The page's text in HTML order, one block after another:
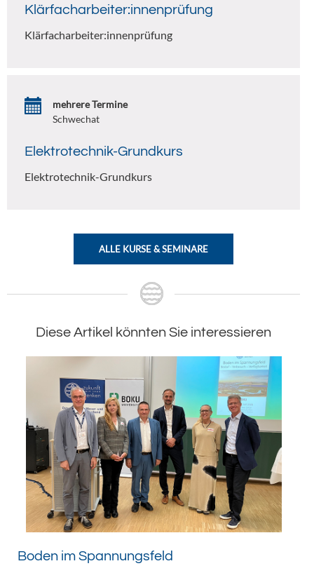
Klärfacharbeiter:innenprüfung
Klärfacharbeiter:innenprüfung
mehrere Termine
Schwechat
Elektrotechnik-Grundkurs
Elektrotechnik-Grundkurs
ALLE KURSE & SEMINARE
Diese Artikel könnten Sie interessieren
Boden im Spannungsfeld